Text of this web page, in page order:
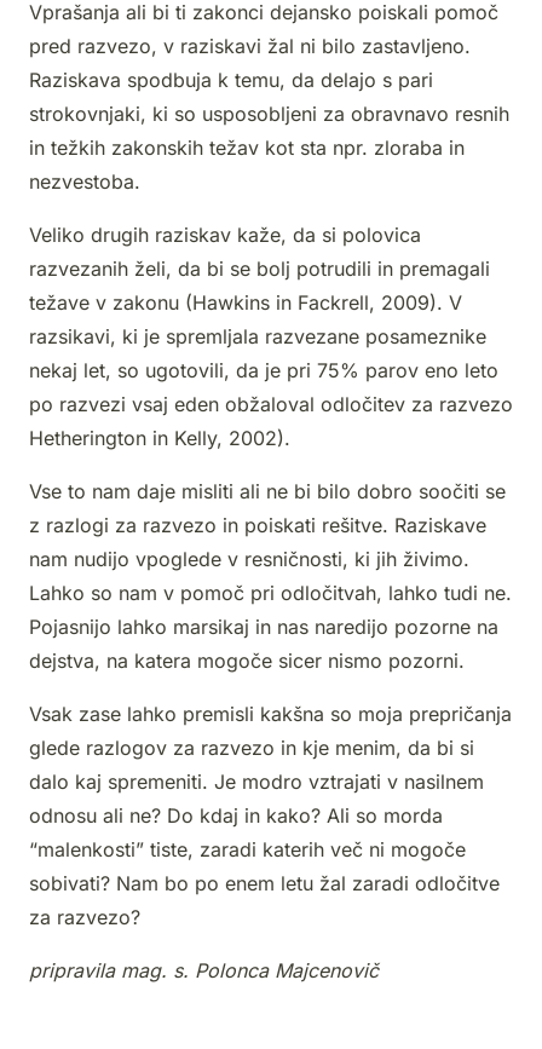
Vprašanja ali bi ti zakonci dejansko poiskali pomoč
pred razvezo, v raziskavi žal ni bilo zastavljeno.
Raziskava spodbuja k temu, da delajo s pari
strokovnjaki, ki so usposobljeni za obravnavo resnih
in težkih zakonskih težav kot sta npr. zloraba in
nezvestoba.
Veliko drugih raziskav kaže, da si polovica
razvezanih želi, da bi se bolj potrudili in premagali
težave v zakonu (Hawkins in Fackrell, 2009). V
razsikavi, ki je spremljala razvezane posameznike
nekaj let, so ugotovili, da je pri 75% parov eno leto
po razvezi vsaj eden obžaloval odločitev za razvezo
Hetherington in Kelly, 2002).
Vse to nam daje misliti ali ne bi bilo dobro soočiti se
z razlogi za razvezo in poiskati rešitve. Raziskave
nam nudijo vpoglede v resničnosti, ki jih živimo.
Lahko so nam v pomoč pri odločitvah, lahko tudi ne.
Pojasnijo lahko marsikaj in nas naredijo pozorne na
dejstva, na katera mogoče sicer nismo pozorni.
Vsak zase lahko premisli kakšna so moja prepričanja
glede razlogov za razvezo in kje menim, da bi si
dalo kaj spremeniti. Je modro vztrajati v nasilnem
odnosu ali ne? Do kdaj in kako? Ali so morda
“malenkosti” tiste, zaradi katerih več ni mogoče
sobivati? Nam bo po enem letu žal zaradi odločitve
za razvezo?
pripravila mag. s. Polonca Majcenovič